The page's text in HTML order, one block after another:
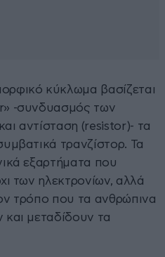
κύκλωμα βασίζεται
-συνδυασμός των
αντίσταση (resistor)- τα
τρανζίστορ. Τα
εξαρτήματα που
των ηλεκτρονίων, αλλά
τρόπο που τα ανθρώπινα
και μεταδίδουν τα